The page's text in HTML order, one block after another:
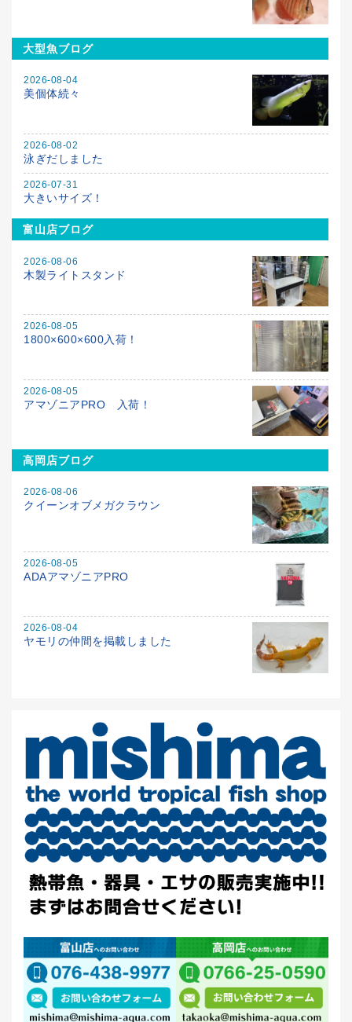
大型魚ブログ
2026-08-04
美個体続々
2026-08-02
泳ぎだしました
2026-07-31
大きいサイズ！
富山店ブログ
2026-08-06
木製ライトスタンド
2026-08-05
1800×600×600入荷！
2026-08-05
アマゾニアPRO 入荷！
高岡店ブログ
2026-08-06
クイーンオブメガクラウン
2026-08-05
ADAアマゾニアPRO
2026-08-04
ヤモリの仲間を掲載しました